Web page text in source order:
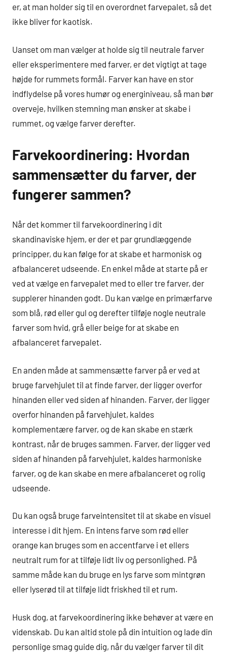
er, at man holder sig til en overordnet farvepalet, så det
ikke bliver for kaotisk.
Uanset om man vælger at holde sig til neutrale farver
eller eksperimentere med farver, er det vigtigt at tage
højde for rummets formål. Farver kan have en stor
indflydelse på vores humør og energiniveau, så man bør
overveje, hvilken stemning man ønsker at skabe i
rummet, og vælge farver derefter.
Farvekoordinering: Hvordan
sammensætter du farver, der
fungerer sammen?
Når det kommer til farvekoordinering i dit
skandinaviske hjem, er der et par grundlæggende
principper, du kan følge for at skabe et harmonisk og
afbalanceret udseende. En enkel måde at starte på er
ved at vælge en farvepalet med to eller tre farver, der
supplerer hinanden godt. Du kan vælge en primærfarve
som blå, rød eller gul og derefter tilføje nogle neutrale
farver som hvid, grå eller beige for at skabe en
afbalanceret farvepalet.
En anden måde at sammensætte farver på er ved at
bruge farvehjulet til at finde farver, der ligger overfor
hinanden eller ved siden af hinanden. Farver, der ligger
overfor hinanden på farvehjulet, kaldes
komplementære farver, og de kan skabe en stærk
kontrast, når de bruges sammen. Farver, der ligger ved
siden af hinanden på farvehjulet, kaldes harmoniske
farver, og de kan skabe en mere afbalanceret og rolig
udseende.
Du kan også bruge farveintensitet til at skabe en visuel
interesse i dit hjem. En intens farve som rød eller
orange kan bruges som en accentfarve i et ellers
neutralt rum for at tilføje lidt liv og personlighed. På
samme måde kan du bruge en lys farve som mintgrøn
eller lyserød til at tilføje lidt friskhed til et rum.
Husk dog, at farvekoordinering ikke behøver at være en
videnskab. Du kan altid stole på din intuition og lade din
personlige smag guide dig, når du vælger farver til dit